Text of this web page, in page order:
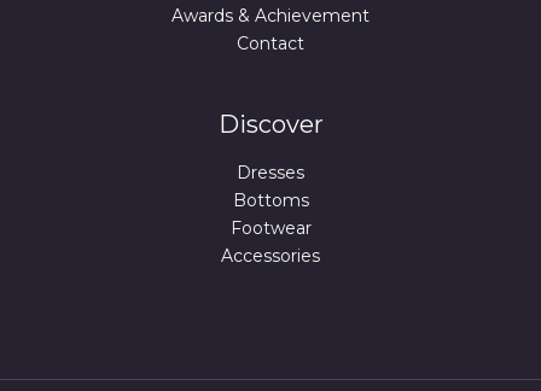
Awards & Achievement
Contact
Discover
Dresses
Bottoms
Footwear
Accessories